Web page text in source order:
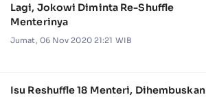
Lagi, Jokowi Diminta Re-Shuffle
Menterinya
Jumat, 06 Nov 2020 21:21 WIB
Isu Reshuffle 18 Menteri, Dihembuskan